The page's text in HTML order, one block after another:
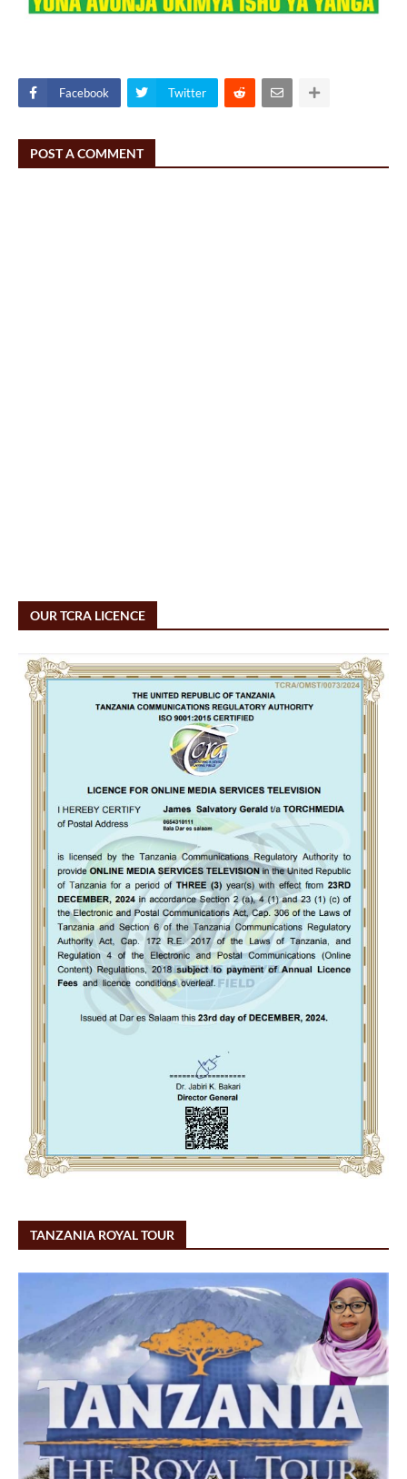
Facebook Twitter
POST A COMMENT
OUR TCRA LICENCE
TANZANIA ROYAL TOUR